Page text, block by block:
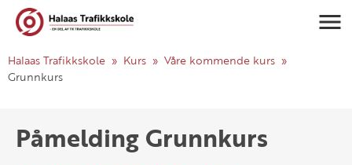
Halaas Trafikkskole Kurs
Våre kommende kurs
Grunnkurs
Påmelding Grunnkurs